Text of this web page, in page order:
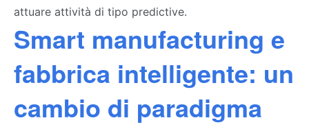
attuare attività di tipo predictive.
Smart manufacturing e
fabbrica intelligente: un
cambio di paradigma